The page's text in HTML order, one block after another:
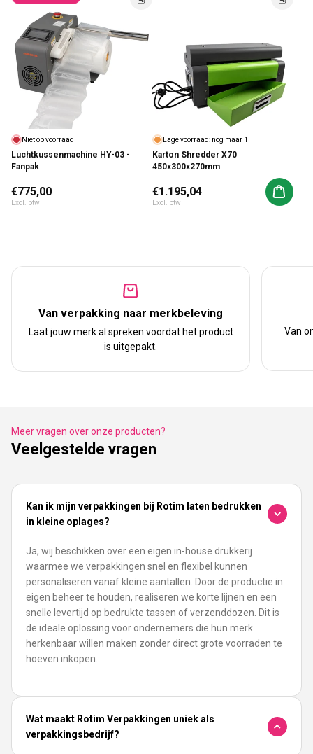
Niet op voorraad
Luchtkussenmachine HY-03 -
Fanpak
Normale prijs
€775,00
Excl. btw
Lage voorraad: nog maar 1
Karton Shredder X70
450x300x270mm
Normale prijs
€1.195,04
Excl. btw
Aan
Van verpakking naar merkbeleving
Laat jouw merk al spreken voordat het product
is uitgepakt.
Van
Meer vragen over onze producten?
Veelgestelde vragen
Kan ik mijn verpakkingen bij Rotim laten bedrukken
in kleine oplages?
Ja, wij beschikken over een eigen in-house drukkerij
waarmee we verpakkingen snel en flexibel kunnen
personaliseren vanaf kleine aantallen. Door de productie in
eigen beheer te houden, realiseren we korte lijnen en een
snelle levertijd op bedrukte tassen of verzenddozen. Dit is
de ideale oplossing voor ondernemers die hun merk
herkenbaar willen maken zonder direct grote voorraden te
hoeven inkopen.
Wat maakt Rotim Verpakkingen uniek als
verpakkingsbedrijf?